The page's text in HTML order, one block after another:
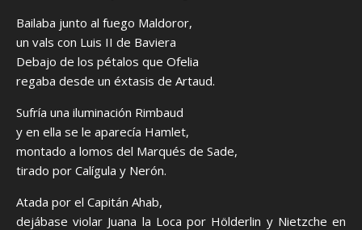
Bailaba junto al fuego Maldoror,
un vals con Luis II de Baviera
Debajo de los pétalos que Ofelia
regaba desde un éxtasis de Artaud.
Sufría una iluminación Rimbaud
y en ella se le aparecía Hamlet,
montado a lomos del Marqués de Sade,
tirado por Calígula y Nerón.
Atada por el Capitán Ahab,
dejábase violar Juana la Loca por Hölderlin y Nietzche en